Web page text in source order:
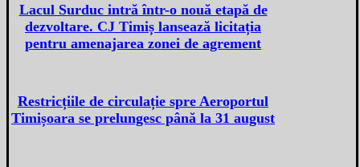
Lacul Surduc intră într-o nouă etapă de
dezvoltare. CJ Timiș lansează licitația
pentru amenajarea zonei de agrement
Restricțiile de circulație spre Aeroportul
Timișoara se prelungesc până la 31 august